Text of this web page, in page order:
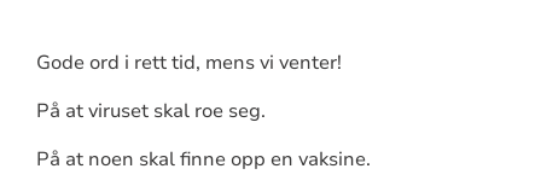
Gode ord i rett tid, mens vi venter!
På at viruset skal roe seg.
På at noen skal finne opp en vaksine.